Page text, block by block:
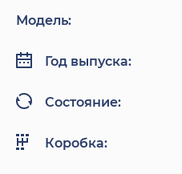
Модель:
Год выпуска:
Состояние:
Коробка: